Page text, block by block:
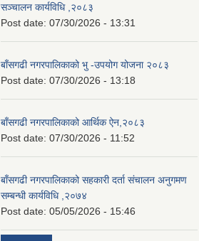
सञ्चालन कार्यविधि ,२०८३
Post date: 07/30/2026 - 13:31
बाँसगढी नगरपालिकाको भु -उपयोग योजना २०८३
Post date: 07/30/2026 - 13:18
बाँसगढी नगरपालिकाको आर्थिक ऐन,२०८३
Post date: 07/30/2026 - 11:52
बाँसगढी नगरपालिकाको सहकारी दर्ता संचालन अनुगमण
सम्बन्धी कार्यविधि ,२०७४
Post date: 05/05/2026 - 15:46